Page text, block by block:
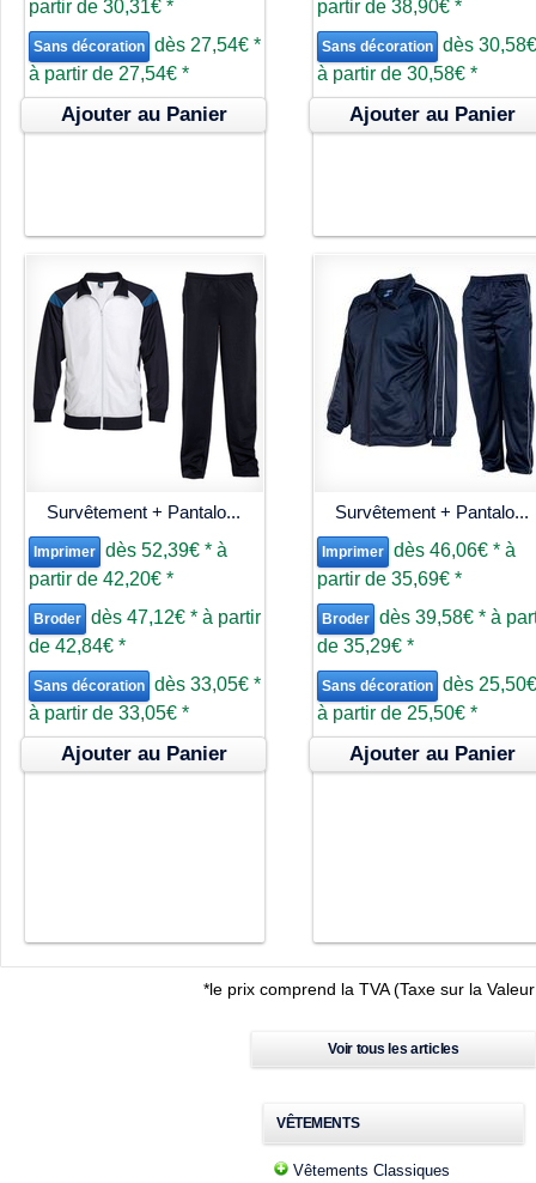
partir de 30,31€ *
Sans décoration dès 27,54€ *
à partir de 27,54€ *
Ajouter au Panier
partir de 38,90€ *
Sans décoration dès
à partir de 30,58€ *
Ajouter au Panier
Survêtement + Pantalo...
Imprimer dès 52,39€ * à
partir de 42,20€ *
Broder dès 47,12€ * à partir
de 42,84€ *
Sans décoration dès 33,05€ *
à partir de 33,05€ *
Ajouter au Panier
Survêtement + Pantalo...
Imprimer dès 46,06€ * à
partir de 35,69€ *
Broder dès 39,58€ * à
de 35,29€ *
Sans décoration dès
à partir de 25,50€ *
Ajouter au Panier
*le prix comprend la TVA (Taxe sur la
Voir tous les articles
VÊTEMENTS
Vêtements Classiques